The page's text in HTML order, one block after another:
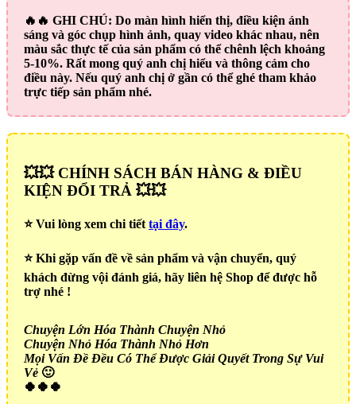
🔥🔥 GHI CHÚ: Do màn hình hiển thị, điều kiện ánh
sáng và góc chụp hình ảnh, quay video khác nhau, nên
màu sắc thực tế của sản phẩm có thể chênh lệch khoảng
5-10%. Rất mong quý anh chị hiểu và thông cảm cho
điều này. Nếu quý anh chị ở gần có thể ghé tham khảo
trực tiếp sản phẩm nhé.
💥💥 CHÍNH SÁCH BÁN HÀNG & ĐIỀU
KIỆN ĐỔI TRẢ 💥💥
⭐️ Vui lòng xem chi tiết tại đây.
⭐️ Khi gặp vấn đề về sản phẩm và vận chuyển, quý
khách đừng vội đánh giá, hãy liên hệ Shop để được hỗ
trợ nhé !
Chuyện Lớn Hóa Thành Chuyện Nhỏ
Chuyện Nhỏ Hóa Thành Nhỏ Hơn
Mọi Vấn Đề Đều Có Thể Được Giải Quyết Trong Sự Vui
Vẻ 🙂
🍀🍀🍀